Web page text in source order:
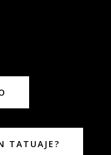
TATUAJE?